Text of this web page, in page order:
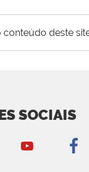
conteúdo deste
SOCIAIS